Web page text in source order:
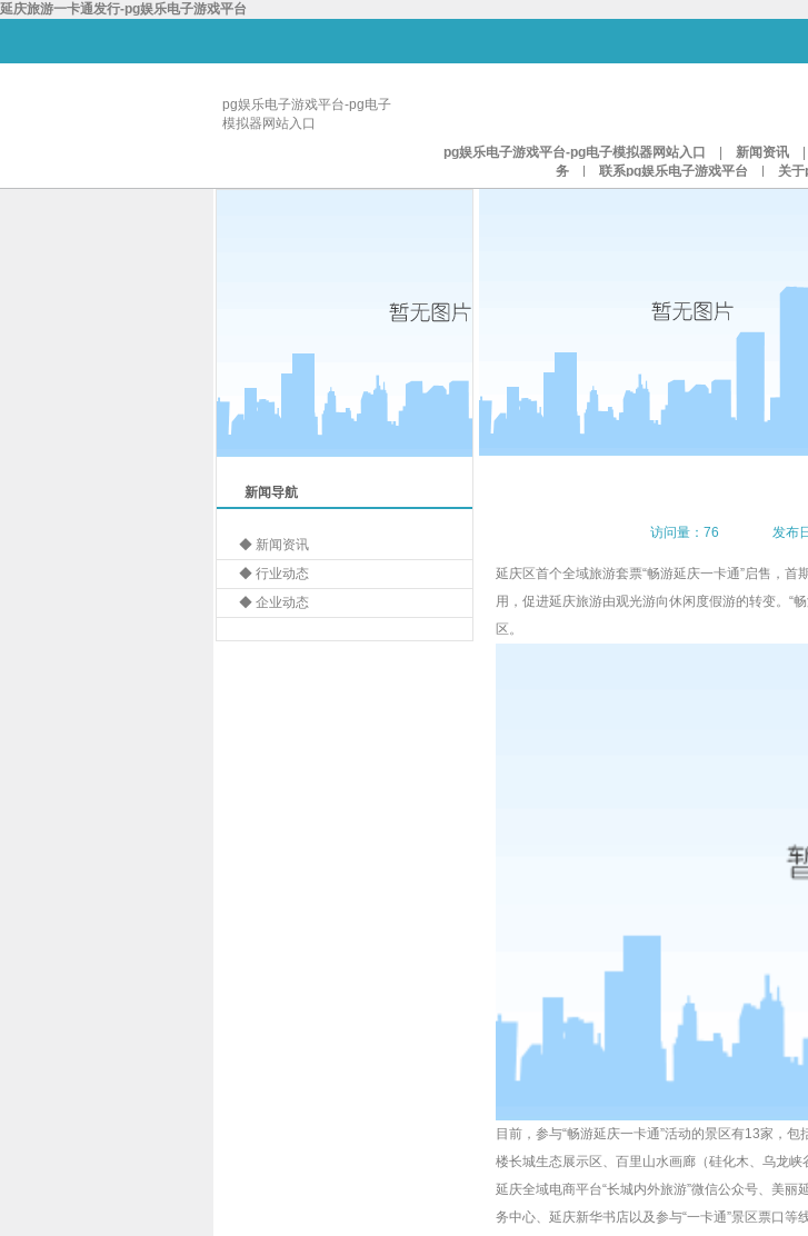
延庆旅游一卡通发行-pg娱乐电子游戏平台
pg娱乐电子游戏平台-pg电子模拟器网站入口 新闻资讯
务
联系pg娱乐电子游戏平台 关
pg娱乐电子游戏平台-pg电子
模拟器网站入口
新闻导航
◆ 新闻资讯
◆ 行业动态
◆ 企业动态
访问量：76 发布日
延庆区首个全域旅游套票“畅游延庆一卡通”启售，首
用，促进延庆旅游由观光游向休闲度假游的转变。“
区。
目前，参与“畅游延庆一卡通”活动的景区有13家，包
楼长城生态展示区、百里山水画廊（硅化木、乌龙
延庆全域电商平台“长城内外旅游”微信公众号、美
务中心、延庆新华书店以及参与“一卡通”景区票口等